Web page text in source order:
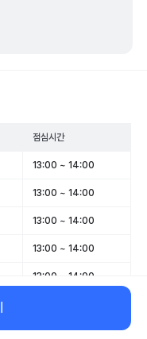
점심시간
13:00 ~ 14:00
13:00 ~ 14:00
13:00 ~ 14:00
13:00 ~ 14:00
13:00 ~ 14:00
-